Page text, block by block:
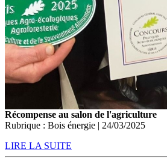
Récompense au salon de l'agriculture
Rubrique : Bois énergie | 24/03/2025
LIRE LA SUITE